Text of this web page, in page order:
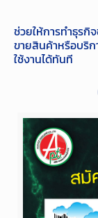
ช่วยให้การทำธุรกิ
ขายสินค้าหรือบริ
ใช้งานได้ทันที